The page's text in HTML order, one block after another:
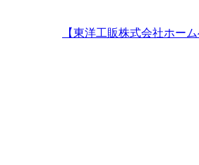
【東洋工販株式会社ホーム